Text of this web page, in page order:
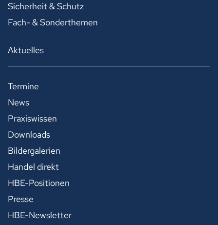
Sicherheit & Schutz
Fach- & Sonderthemen
Aktuelles
Termine
News
Praxiswissen
Downloads
Bildergalerien
Handel direkt
HBE-Positionen
Presse
HBE-Newsletter